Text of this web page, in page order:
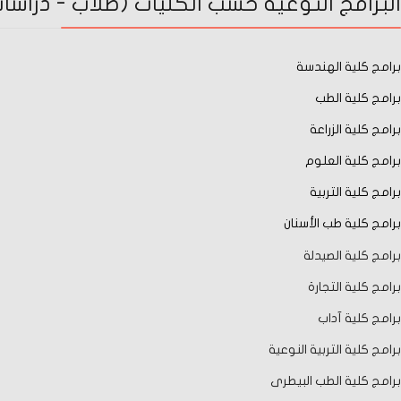
برامج كلية الهندسة
برامج كلية الطب
برامج كلية الزراعة
برامج كلية العلوم
برامج كلية التربية
برامج كلية طب الأسنان
برامج كلية الصيدلة
برامج كلية التجارة
برامج كلية آداب
برامج كلية التربية النوعية
برامج كلية الطب البيطرى